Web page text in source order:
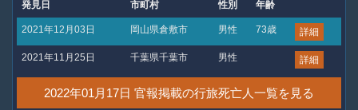
発見日 市町村 性別 年齢
2021年12月03日 岡山県倉敷市 男性 73歳 詳細
2021年11月25日 千葉県千葉市 男性 詳細
2022年01月17日 官報掲載の行旅死亡人一覧を見る